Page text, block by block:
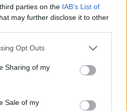
parties on the IAB’s List of
may further disclose it to other
app uses one or more Google
behaviour. You may click to
and its third-party tags to
purposes in below Google
Opt Outs
Sharing of my
Sale of my
novemberben érkezik
második fele
csaptak le az
a válasz